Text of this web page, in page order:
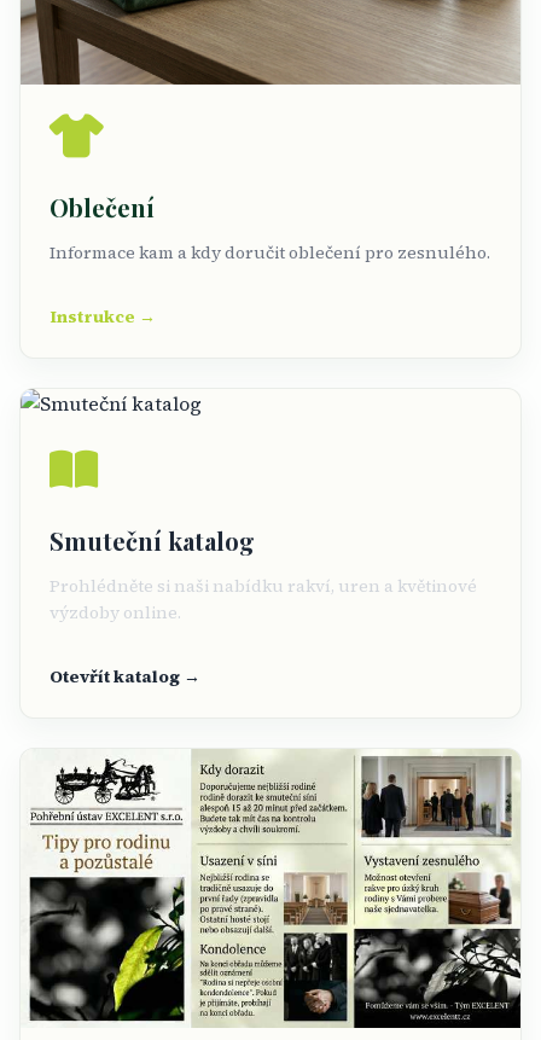
Oblečení
Informace kam a kdy doručit oblečení pro zesnulého.
Instrukce →
Smuteční katalog
Prohlédněte si naši nabídku rakví, uren a květinové
výzdoby online.
Otevřít katalog →